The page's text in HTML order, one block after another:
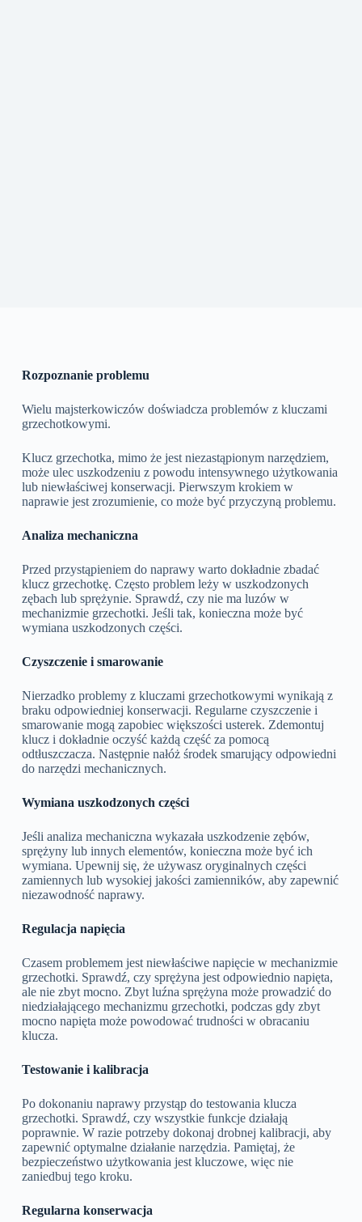
Rozpoznanie problemu
Wielu majsterkowiczów doświadcza problemów z kluczami
grzechotkowymi.
Klucz grzechotka, mimo że jest niezastąpionym narzędziem,
może ulec uszkodzeniu z powodu intensywnego użytkowania
lub niewłaściwej konserwacji. Pierwszym krokiem w
naprawie jest zrozumienie, co może być przyczyną problemu.
Analiza mechaniczna
Przed przystąpieniem do naprawy warto dokładnie zbadać
klucz grzechotkę. Często problem leży w uszkodzonych
zębach lub sprężynie. Sprawdź, czy nie ma luzów w
mechanizmie grzechotki. Jeśli tak, konieczna może być
wymiana uszkodzonych części.
Czyszczenie i smarowanie
Nierzadko problemy z kluczami grzechotkowymi wynikają z
braku odpowiedniej konserwacji. Regularne czyszczenie i
smarowanie mogą zapobiec większości usterek. Zdemontuj
klucz i dokładnie oczyść każdą część za pomocą
odtłuszczacza. Następnie nałóż środek smarujący odpowiedni
do narzędzi mechanicznych.
Wymiana uszkodzonych części
Jeśli analiza mechaniczna wykazała uszkodzenie zębów,
sprężyny lub innych elementów, konieczna może być ich
wymiana. Upewnij się, że używasz oryginalnych części
zamiennych lub wysokiej jakości zamienników, aby zapewnić
niezawodność naprawy.
Regulacja napięcia
Czasem problemem jest niewłaściwe napięcie w mechanizmie
grzechotki. Sprawdź, czy sprężyna jest odpowiednio napięta,
ale nie zbyt mocno. Zbyt luźna sprężyna może prowadzić do
niedziałającego mechanizmu grzechotki, podczas gdy zbyt
mocno napięta może powodować trudności w obracaniu
klucza.
Testowanie i kalibracja
Po dokonaniu naprawy przystąp do testowania klucza
grzechotki. Sprawdź, czy wszystkie funkcje działają
poprawnie. W razie potrzeby dokonaj drobnej kalibracji, aby
zapewnić optymalne działanie narzędzia. Pamiętaj, że
bezpieczeństwo użytkowania jest kluczowe, więc nie
zaniedbuj tego kroku.
Regularna konserwacja